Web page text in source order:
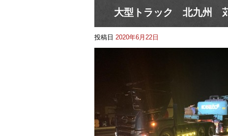
大型トラック 北九州
投稿日 2020年6月22日